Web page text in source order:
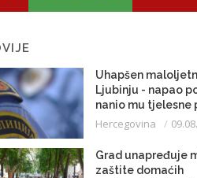
Uhapšen
Ljubinju - napao
nanio mu tjelesne
Hercegovina
Grad unapređuje
zaštite domaćih